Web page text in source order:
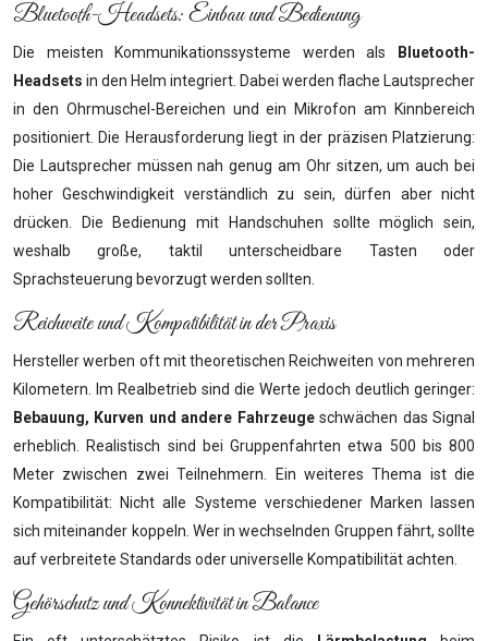
Bluetooth-Headsets: Einbau und Bedienung
Die meisten Kommunikationssysteme werden als
Bluetooth-
Headsets in den Helm integriert. Dabei werden flache Lautsprecher
in den Ohrmuschel-Bereichen und ein Mikrofon am Kinnbereich
positioniert. Die Herausforderung liegt in der präzisen Platzierung:
Die Lautsprecher müssen nah genug am Ohr sitzen, um auch bei
hoher Geschwindigkeit verständlich zu sein, dürfen aber nicht
drücken. Die Bedienung mit Handschuhen sollte möglich sein,
weshalb große, taktil unterscheidbare Tasten oder
Sprachsteuerung bevorzugt werden sollten.
Reichweite und Kompatibilität in der Praxis
Hersteller werben oft mit theoretischen Reichweiten von mehreren
Kilometern. Im Realbetrieb sind die Werte jedoch deutlich geringer:
Bebauung, Kurven und andere Fahrzeugeschwächen das Signal
erheblich. Realistisch sind bei Gruppenfahrten etwa 500 bis 800
Meter zwischen zwei Teilnehmern. Ein weiteres Thema ist die
Kompatibilität: Nicht alle Systeme verschiedener Marken lassen
sich miteinander koppeln. Wer in wechselnden Gruppen fährt, sollte
auf verbreitete Standards oder universelle Kompatibilität achten.
Gehörschutz und Konnektivität in Balance